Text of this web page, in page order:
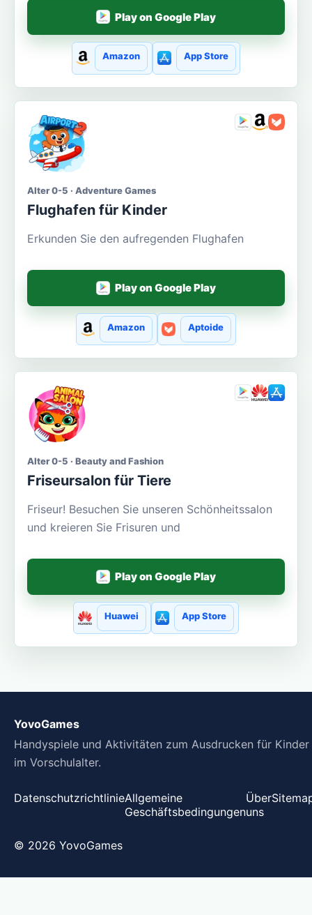
Play on Google Play
Amazon App Store
Alter 0-5 · Adventure Games
Flughafen für Kinder
Erkunden Sie den aufregenden Flughafen
Play on Google Play
Amazon Aptoide
Alter 0-5 · Beauty and Fashion
Friseursalon für Tiere
Friseur! Besuchen Sie unseren Schönheitssalon
und kreieren Sie Frisuren und
Play on Google Play
Huawei App Store
YovoGames
Handyspiele und Aktivitäten zum Ausdrucken für Kinder
im Vorschulalter.
DatenschutzrichtlinieAllgemeine
Geschäftsbedingungen
Über
uns
© 2026 YovoGames